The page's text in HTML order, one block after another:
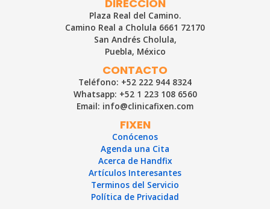
DIRECCIÓN
Plaza Real del Camino.
Camino Real a Cholula 6661 72170
San Andrés Cholula,
Puebla, México
CONTACTO
Teléfono: +52 222 944 8324
Whatsapp: +52 1 223 108 6560
Email: info@clinicafixen.com
FIXEN
Conócenos
Agenda una Cita
Acerca de Handfix
Artículos Interesantes
Terminos del Servicio
Política de Privacidad